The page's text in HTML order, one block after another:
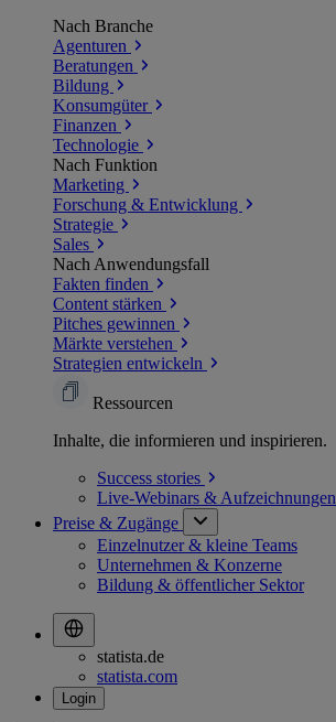
Nach Branche
Agenturen
Beratungen
Bildung
Konsumgüter
Finanzen
Technologie
Nach Funktion
Marketing
Forschung & Entwicklung
Strategie
Sales
Nach Anwendungsfall
Fakten finden
Content stärken
Pitches gewinnen
Märkte verstehen
Strategien entwickeln
Ressourcen
Inhalte, die informieren und inspirieren.
Success stories
Live-Webinars & Aufzeichnungen
Preise & Zugänge
Einzelnutzer & kleine Teams
Unternehmen & Konzerne
Bildung & öffentlicher Sektor
statista.de
statista.com